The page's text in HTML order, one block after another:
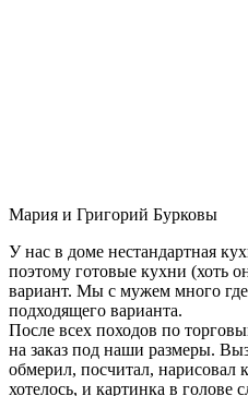
Мария и Григорий Бурковы
У нас в доме нестандартная
поэтому готовые кухни (хоть
вариант. Мы с мужем много
подходящего варианта.
После всех походов по
на заказ под наши размеры.
обмерил, посчитал, нарисовал
хотелось, и картинка в голове